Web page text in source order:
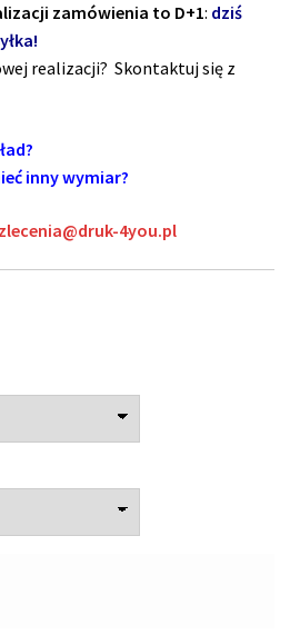
zamówienia to D+1: dziś
realizacji? Skontaktuj się z
inny wymiar?
zlecenia@druk-4you.pl